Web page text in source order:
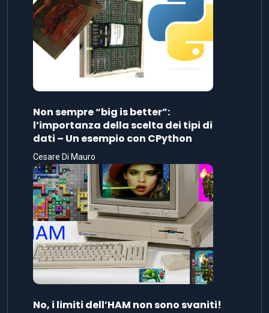
Non sempre “big is better”:
l’importanza della scelta dei tipi di
dati – Un esempio con CPython
Cesare Di Mauro
No, i limiti dell’HAM non sono svaniti!